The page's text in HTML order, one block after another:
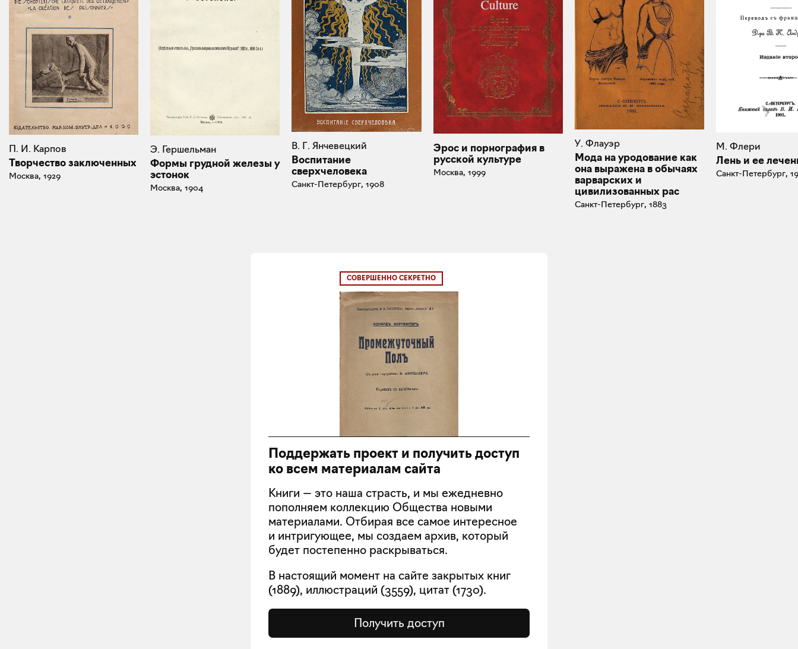
П. И. Карпов
Творчество заключенных
Москва, 1929
Э. Гершельман
Формы грудной железы у
эстонок
Москва, 1904
В. Г. Янчевецкий
Воспитание
сверхчеловека
Санкт-Петербург, 1908
Эрос и порнография в
русской культуре
Москва, 1999
У. Флауэр
Мода на уродование как
она выражена в обычаях
варварских и
цивилизованных рас
Санкт-Петербург, 1883
М. Флери
Лень и ее
Санкт-Петербург,
СОВЕРШЕННО СЕКРЕТНО
Поддержать проект и получить доступ
ко всем материалам сайта
Книги — это наша страсть, и мы ежедневно
пополняем коллекцию Общества новыми
материалами. Отбирая все самое интересное
и интригующее, мы создаем архив, который
будет постепенно раскрываться.
В настоящий момент на сайте закрытых книг
(1889), иллюстраций (3559), цитат (1730).
Получить доступ